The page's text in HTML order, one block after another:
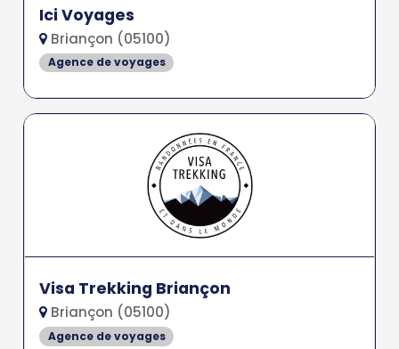
Ici Voyages
Briançon (05100)
Agence de voyages
Visa Trekking Briançon
Briançon (05100)
Agence de voyages